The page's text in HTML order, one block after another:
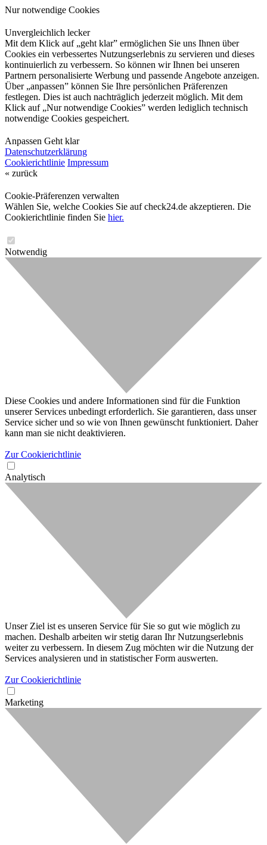
Nur notwendige Cookies
Unvergleichlich lecker
Mit dem Klick auf „geht klar” ermöglichen Sie uns Ihnen über
Cookies ein verbessertes Nutzungserlebnis zu servieren und dieses
kontinuierlich zu verbessern. So können wir Ihnen bei unseren
Partnern personalisierte Werbung und passende Angebote anzeigen.
Über „anpassen” können Sie Ihre persönlichen Präferenzen
festlegen. Dies ist auch nachträglich jederzeit möglich. Mit dem
Klick auf „Nur notwendige Cookies” werden lediglich technisch
notwendige Cookies gespeichert.
Anpassen Geht klar
Datenschutzerklärung
Cookierichtlinie Impressum
« zurück
Cookie-Präferenzen verwalten
Wählen Sie, welche Cookies Sie auf check24.de akzeptieren. Die
Cookierichtlinie finden Sie hier.
Notwendig
Diese Cookies und andere Informationen sind für die Funktion
unserer Services unbedingt erforderlich. Sie garantieren, dass unser
Service sicher und so wie von Ihnen gewünscht funktioniert. Daher
kann man sie nicht deaktivieren.
Zur Cookierichtlinie
Analytisch
Unser Ziel ist es unseren Service für Sie so gut wie möglich zu
machen. Deshalb arbeiten wir stetig daran Ihr Nutzungserlebnis
weiter zu verbessern. In diesem Zug möchten wir die Nutzung der
Services analysieren und in statistischer Form auswerten.
Zur Cookierichtlinie
Marketing